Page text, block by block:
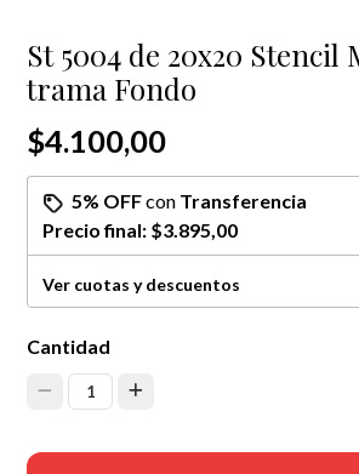
St 5004 de 20x20 Stencil
trama Fondo
$4.100,00
5% OFFcon Transferencia
Precio final: $3.895,00
Ver cuotas y descuentos
Cantidad
1